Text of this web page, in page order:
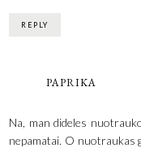
REPLY
PAPRIKA
Na, man dideles
nepamatai. O nuotraukas